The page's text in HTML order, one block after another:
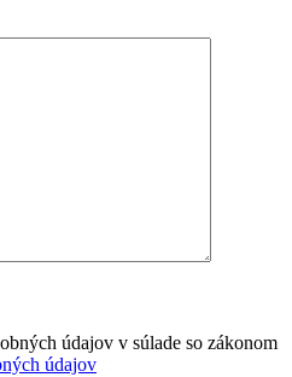
údajov v súlade so zákonom
údajov